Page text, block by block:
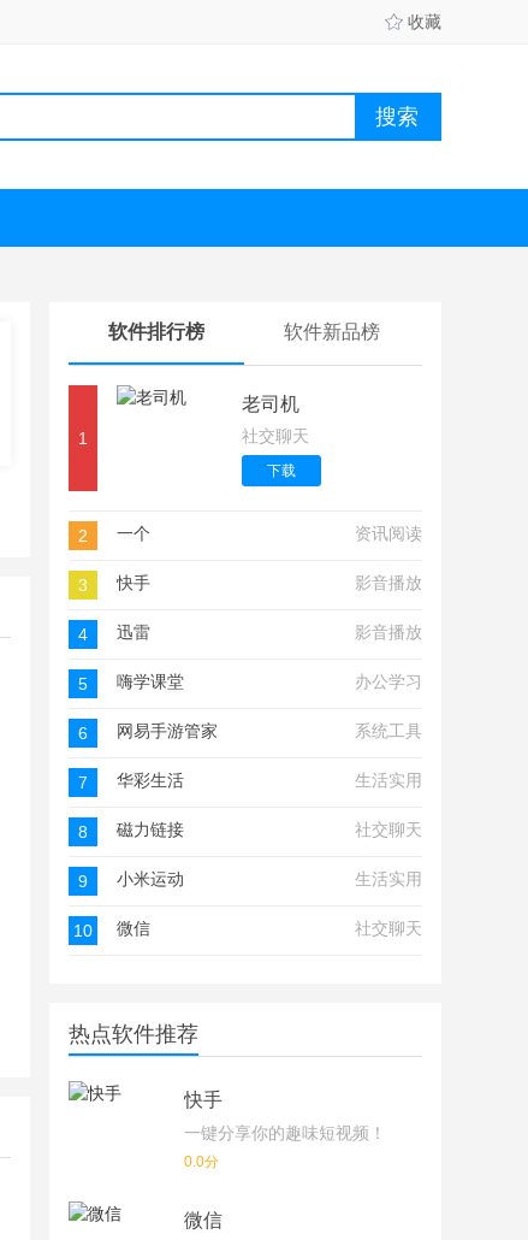
收藏
软件排行榜 软件新品榜
1
老司机
社交聊天
下载
2 一个 资讯阅读
3 快手 影音播放
4 迅雷 影音播放
5 嗨学课堂 办公学习
6 网易手游管家 系统工具
7 华彩生活 生活实用
8 磁力链接 社交聊天
9 小米运动 生活实用
10 微信 社交聊天
热点软件推荐
快手
一键分享你的趣味短视频！
0.0分
微信